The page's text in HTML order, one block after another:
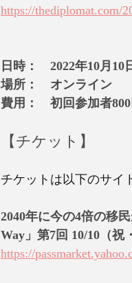
https://thediplomat.com/
日時：　2022年10月
場所：　オンライン
費用：　初回参加者
【チケット】
チケットは以下のサイ
2040年に今の4倍の移
Way」第7回 10/10（祝
https://